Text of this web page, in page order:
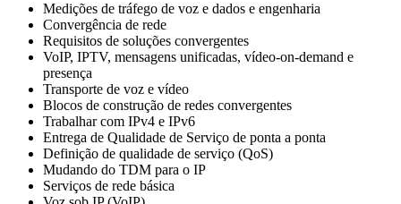
Medições de tráfego de voz e dados e engenharia
Convergência de rede
Requisitos de soluções convergentes
VoIP, IPTV, mensagens unificadas, vídeo-on-demand e
presença
Transporte de voz e vídeo
Blocos de construção de redes convergentes
Trabalhar com IPv4 e IPv6
Entrega de Qualidade de Serviço de ponta a ponta
Definição de qualidade de serviço (QoS)
Mudando do TDM para o IP
Serviços de rede básica